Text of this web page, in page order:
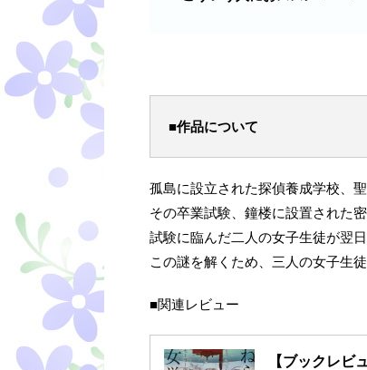
■作品について
孤島に設立された探偵養成学校、
その卒業試験、鐘楼に設置された
試験に臨んだ二人の女子生徒が翌
この謎を解くため、三人の女子生徒
■関連レビュー
【ブックレビ